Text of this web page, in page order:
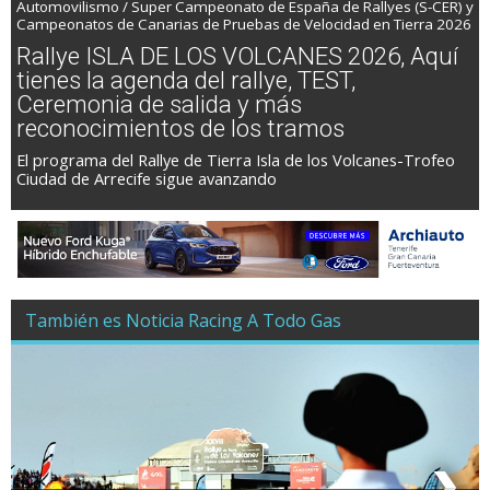
Automovilismo / Super Campeonato de España de Rallyes (S-CER) y
Campeonatos de Canarias de Pruebas de Velocidad en Tierra 2026
Rallye ISLA DE LOS VOLCANES 2026, Aquí
tienes la agenda del rallye, TEST,
Ceremonia de salida y más
reconocimientos de los tramos
El programa del Rallye de Tierra Isla de los Volcanes-Trofeo
Ciudad de Arrecife sigue avanzando
También es Noticia Racing A Todo Gas